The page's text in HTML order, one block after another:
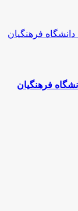
فرهنگیان